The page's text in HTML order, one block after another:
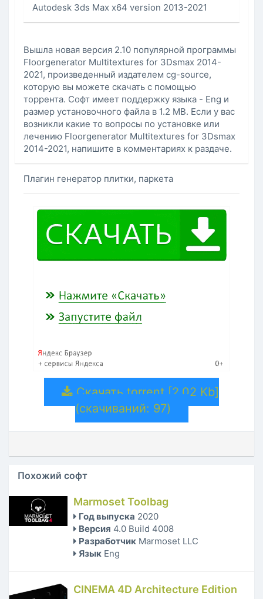
Autodesk 3ds Max x64 version 2013-2021
Вышла новая версия 2.10 популярной программы
Floorgenerator Multitextures for 3Dsmax 2014-
2021, произведенный издателем cg-source,
которую вы можете скачать с помощью
торрента. Софт имеет поддержку языка - Eng и
размер установочного файла в 1.2 MB. Если у вас
возникли какие то вопросы по установке или
лечению Floorgenerator Multitextures for 3Dsmax
2014-2021, напишите в комментариях к раздаче.
Плагин генератор плитки, паркета
Скачать torrent [2.02 Kb]
(cкачиваний: 97)
Похожий софт
Marmoset Toolbag
Год выпуска 2020
Версия 4.0 Build 4008
Разработчик Marmoset LLC
Язык Eng
CINEMA 4D Architecture Edition